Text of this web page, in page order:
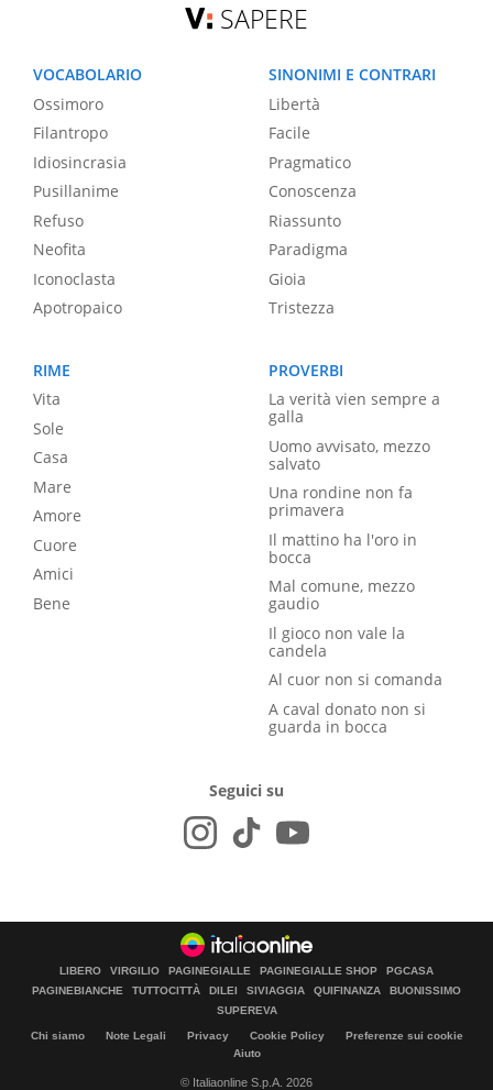
SAPERE
VOCABOLARIO
Ossimoro
Filantropo
Idiosincrasia
Pusillanime
Refuso
Neofita
Iconoclasta
Apotropaico
SINONIMI E CONTRARI
Libertà
Facile
Pragmatico
Conoscenza
Riassunto
Paradigma
Gioia
Tristezza
RIME
Vita
Sole
Casa
Mare
Amore
Cuore
Amici
Bene
PROVERBI
La verità vien sempre a
galla
Uomo avvisato, mezzo
salvato
Una rondine non fa
primavera
Il mattino ha l'oro in
bocca
Mal comune, mezzo
gaudio
Il gioco non vale la
candela
Al cuor non si comanda
A caval donato non si
guarda in bocca
Seguici su
LIBERO VIRGILIO PAGINEGIALLE PAGINEGIALLE SHOP
PGCASA
PAGINEBIANCHE
TUTTOCITTÀ DILEI SIVIAGGIA QUIFINANZA
BUONISSIMO
SUPEREVA
Chi siamo Note Legali Privacy Cookie Policy
Preferenze sui cookie
Aiuto
© Italiaonline S.p.A. 2026